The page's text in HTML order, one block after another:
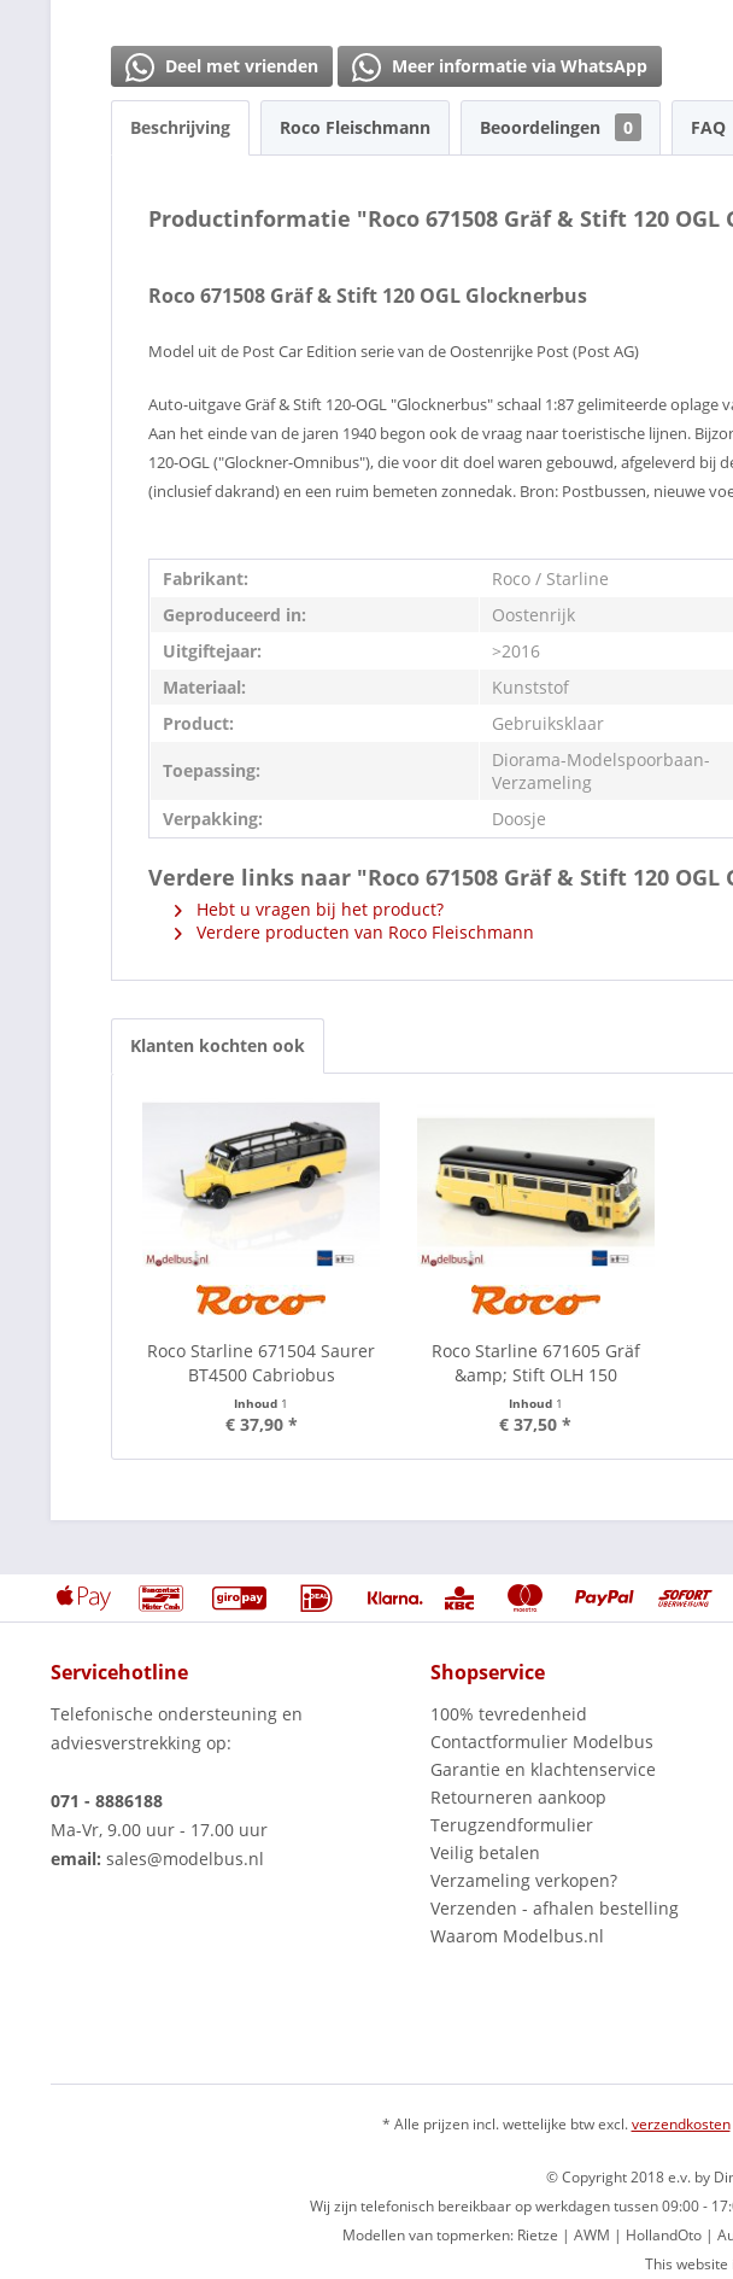
Deel met vrienden Meer informatie via WhatsApp
Beschrijving Roco Fleischmann Beoordelingen 0 FAQ
Productinformatie "Roco 671508 Gräf & Stift 120 OGL
Roco 671508 Gräf & Stift 120 OGL Glocknerbus
Model uit de Post Car Edition serie van de Oostenrijke Post (Post AG)
Auto-uitgave Gräf & Stift 120-OGL "Glocknerbus" schaal 1:87 gelimiteerde oplage
Aan het einde van de jaren 1940 begon ook de vraag naar toeristische lijnen.
120-OGL ("Glockner-Omnibus"), die voor dit doel waren gebouwd, afgeleverd
(inclusief dakrand) en een ruim bemeten zonnedak. Bron: Postbussen, nieuwe
Fabrikant:
Roco / Starline
Geproduceerd in:
Oostenrijk
Uitgiftejaar:
>2016
Materiaal:
Kunststof
Product:
Gebruiksklaar
Toepassing:
Diorama-Modelspoorbaan-
Verzameling
Verpakking:
Doosje
Verdere links naar "Roco 671508 Gräf & Stift 120 OGL
Hebt u vragen bij het product?
Verdere producten van Roco Fleischmann
Klanten kochten ook
Roco Starline 671504 Saurer
BT4500 Cabriobus
Inhoud 1
€ 37,90 *
Roco Starline 671605 Gräf
&amp; Stift OLH 150
Inhoud 1
€ 37,50 *
Servicehotline
Telefonische ondersteuning en
adviesverstrekking op:
071 - 8886188
Ma-Vr, 9.00 uur - 17.00 uur
email: sales@modelbus.nl
Shopservice
100% tevredenheid
Contactformulier Modelbus
Garantie en klachtenservice
Retourneren aankoop
Terugzendformulier
Veilig betalen
Verzameling verkopen?
Verzenden - afhalen bestelling
Waarom Modelbus.nl
* Alle prijzen incl. wettelijke btw excl.verzendkosten
© Copyright 2018 e.v. by
Wij zijn telefonisch bereikbaar op werkdagen tussen 09:00 -
Modellen van topmerken: Rietze | AWM | HollandOto |
This website